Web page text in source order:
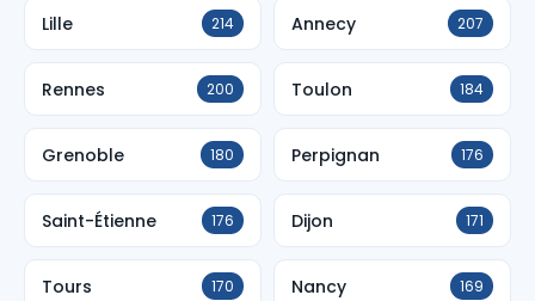
Lille 214 Annecy 207
Rennes 200 Toulon 184
Grenoble 180 Perpignan 176
Saint-Étienne 176 Dijon 171
Tours 170 Nancy 169